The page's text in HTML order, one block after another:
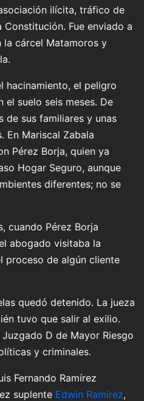
ilícita, tráfico de
Fue enviado a
la cárcel Matamoros y
hacinamiento, el peligro
suelo seis meses. De
de sus familiares y unas
En Mariscal Zabala
Pérez Borja, quien ya
Hogar Seguro, aunque
diferentes; no se
cuando Pérez Borja
abogado visitaba la
proceso de algún cliente
quedó detenido. La jueza
tuvo que salir al exilio.
D de Mayor Riesgo
y criminales.
Fernando Ramírez
suplente Edwin Ramírez,